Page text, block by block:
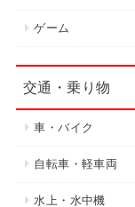
ゲーム
交通・乗り物
車・バイク
自転車・軽車両
水上・水中機